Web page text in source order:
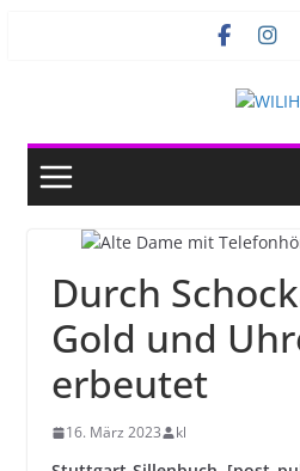
Durch
Gold und
erbeutet
16. März 2023 kl